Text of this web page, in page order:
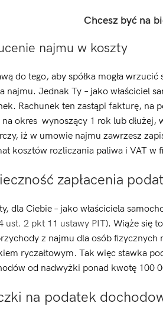
Chcesz być na
najmu w koszty
do tego, aby spółka mogła
najmu. Jednak Ty – jako właściciel
Rachunek ten zastąpi fakturę, na
na okres wynoszący 1 rok lub dłużej,
iż w umowie najmu zawrzesz
kosztów rozliczania paliwa i VAT w
zapłacenia
dla Ciebie – jako właściciela
ust. 2 pkt 11 ustawy PIT). Wiąże się
z najmu dla osób fizycznych
ryczałtowym. Tak więc stawka
od nadwyżki ponad kwotę 100
na podatek